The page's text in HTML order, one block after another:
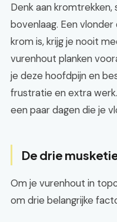
Denk aan
bovenlaag. Een
krom is, krijg je nooit
vurenhout planken
je deze hoofdpijn en
frustratie en extra
een paar dagen die je
De drie
Om je vurenhout in
om drie belangrijke